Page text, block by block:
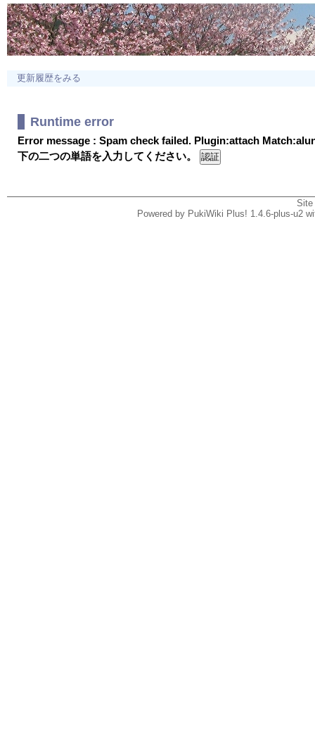
更新履歴をみる
Runtime error
Error message : Spam check failed. Plugin:attach
下の二つの単語を入力してください。
Powered by PukiWiki Plus! 1.4.6-plus-u2